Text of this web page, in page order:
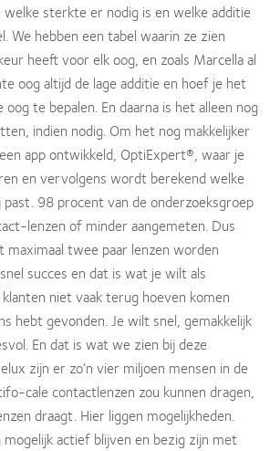
sterkte er nodig is en welke additie
We hebben een tabel waarin ze zien
heeft voor elk oog, en zoals Marcella al
oog altijd de lage additie en hoef je het
te bepalen. En daarna is het alleen nog
indien nodig. Om het nog makkelijker
app ontwikkeld, OptiExpert®, waar je
en vervolgens wordt berekend welke
98 procent van de onderzoeksgroep
lenzen of minder aangemeten. Dus
maximaal twee paar lenzen worden
succes en dat is wat je wilt als
niet vaak terug hoeven komen
hebt gevonden. Je wilt snel, gemakkelijk
En dat is wat we zien bij deze
zijn er zo’n vier miljoen mensen in de
cale contactlenzen zou kunnen dragen,
draagt. Hier liggen mogelijkheden.
actief blijven en bezig zijn met